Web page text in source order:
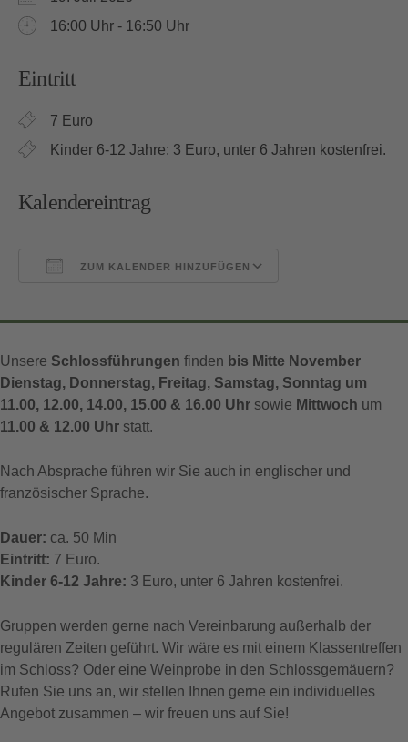
16:00 Uhr - 16:50 Uhr
Eintritt
7 Euro
Kinder 6-12 Jahre: 3 Euro, unter 6 Jahren kostenfrei.
Kalendereintrag
ZUM KALENDER HINZUFÜGEN
Unsere Schlossführungen finden bis Mitte November
Dienstag, Donnerstag, Freitag, Samstag, Sonntag um
11.00, 12.00, 14.00, 15.00 & 16.00 Uhr sowie Mittwoch um
11.00 & 12.00 Uhr statt.
Nach Absprache führen wir Sie auch in englischer und
französischer Sprache.
Dauer: ca. 50 Min
Eintritt: 7 Euro.
Kinder 6-12 Jahre: 3 Euro, unter 6 Jahren kostenfrei.
Gruppen werden gerne nach Vereinbarung außerhalb der
regulären Zeiten geführt. Wir wäre es mit einem Klassentreffen
im Schloss? Oder eine Weinprobe in den Schlossgemäuern?
Rufen Sie uns an, wir stellen Ihnen gerne ein individuelles
Angebot zusammen – wir freuen uns auf Sie!